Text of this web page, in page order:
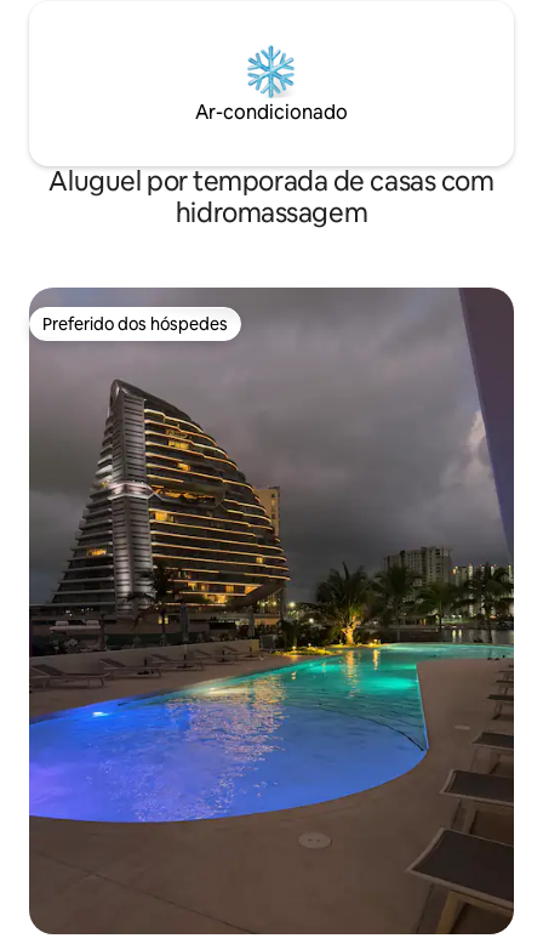
Ar-condicionado
Aluguel por temporada de casas com
hidromassagem
Preferido dos hóspedes
Preferido dos hóspedes